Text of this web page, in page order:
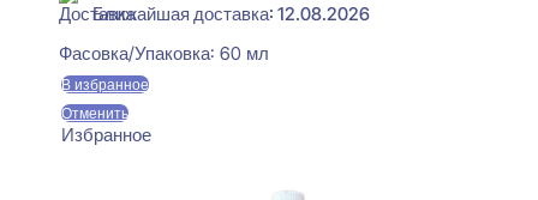
Ближайшая доставка: 12.08.2026
Фасовка/Упаковка: 60 мл
В избранное
Отменить
Избранное